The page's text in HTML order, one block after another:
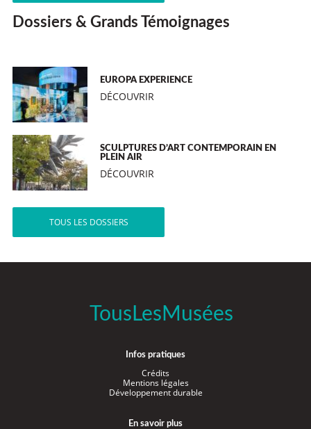
Dossiers & Grands Témoignages
EUROPA EXPERIENCE
DÉCOUVRIR
SCULPTURES D’ART CONTEMPORAIN EN
PLEIN AIR
DÉCOUVRIR
TOUS LES DOSSIERS
TousLesMusées
Infos pratiques
Crédits
Mentions légales
Développement durable
En savoir plus